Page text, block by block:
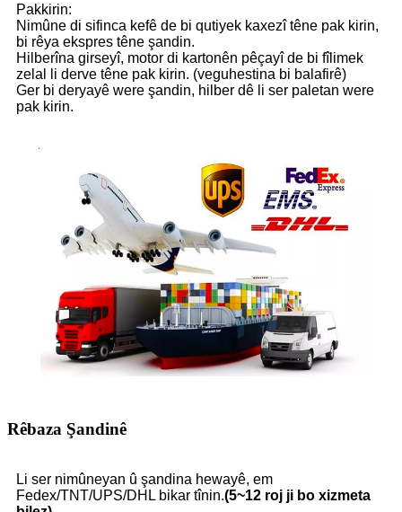
Pakkirin:
Nimûne di sifinca kefê de bi qutiyek kaxezî têne pak kirin,
bi rêya ekspres têne şandin.
Hilberîna girseyî, motor di kartonên pêçayî de bi fîlimek
zelal li derve têne pak kirin. (veguhestina bi balafirê)
Ger bi deryayê were şandin, hilber dê li ser paletan were
pak kirin.
Rêbaza Şandinê
Li ser nimûneyan û şandina hewayê, em
Fedex/TNT/UPS/DHL bikar tînin.(5~12 roj ji bo xizmeta